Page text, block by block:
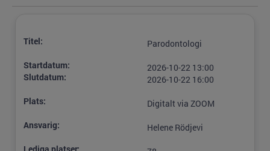
Titel:
Parodontologi
Startdatum:
Slutdatum:
2026-10-22 13:00
2026-10-22 16:00
Plats:
Digitalt via ZOOM
Ansvarig:
Helene Rödjevi